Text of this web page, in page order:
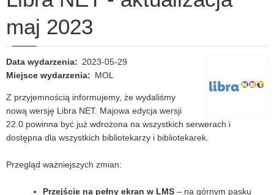
maj 2023
Data wydarzenia
2023-05-29
Miejsce wydarzenia
MOL
Z przyjemnością informujemy, że wydaliśmy
nową wersję Libra NET. Majowa edycja wersji
22.0 powinna być już wdrożona na wszystkich serwerach i
dostępna dla wszystkich bibliotekarzy i bibliotekarek.
Przegląd ważniejszych zmian:
Przejście na pełny ekran w LMS – na górnym pasku